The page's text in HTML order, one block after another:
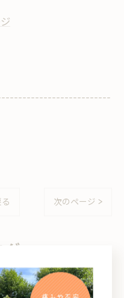
次のページ >
グ